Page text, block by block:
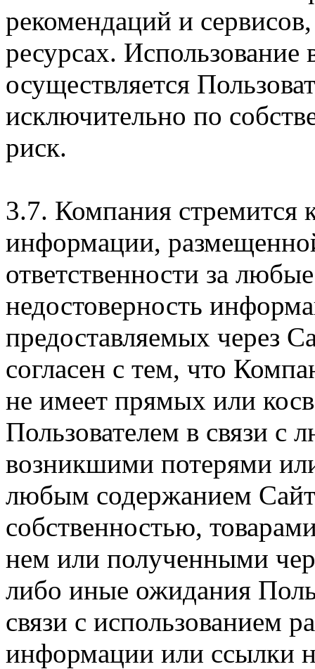
рекомендаций и
ресурсах.
осуществляется
исключительно по
риск.
3.7. Компания стремится
информации,
ответственности за
недостоверность
предоставляемых через
согласен с тем, что
не имеет прямых или
Пользователем в связи
возникшими потерями
любым содержанием
собственностью,
нем или полученными
либо иные ожидания
связи с использованием
информации или ссылки